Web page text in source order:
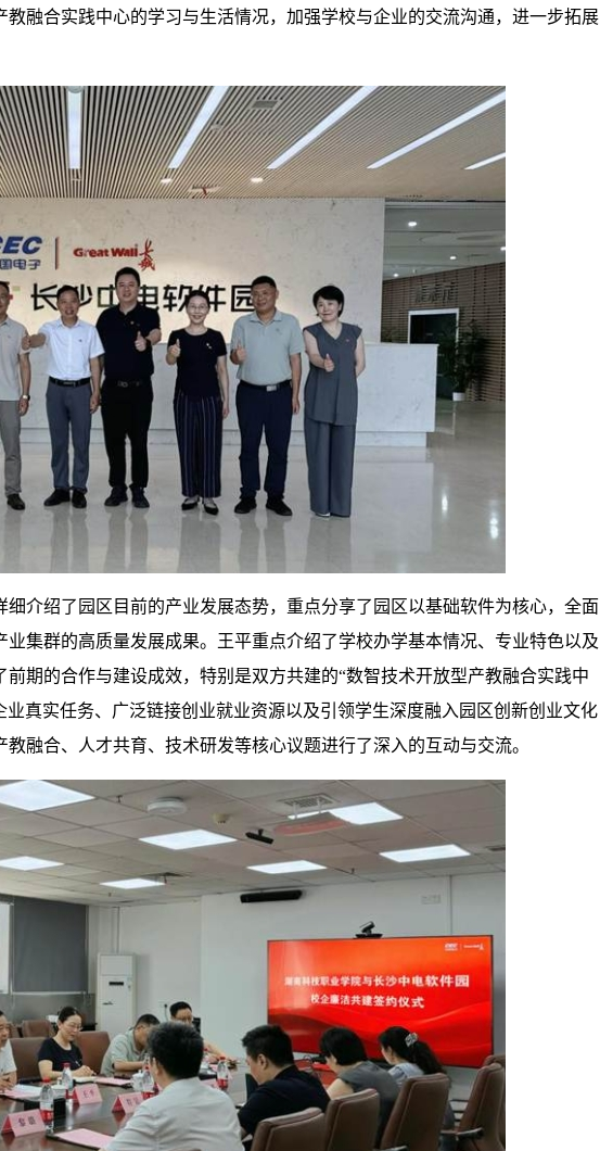
融合实践中心的学习与生活情况，加强学校与企业的交流沟通，进一步拓展
介绍了园区目前的产业发展态势，重点分享了园区以基础软件为核心，全面
集群的高质量发展成果。王平重点介绍了学校办学基本情况、专业特色以及
期的合作与建设成效，特别是双方共建的“数智技术开放型产教融合实践中
真实任务、广泛链接创业就业资源以及引领学生深度融入园区创新创业文化
融合、人才共育、技术研发等核心议题进行了深入的互动与交流。